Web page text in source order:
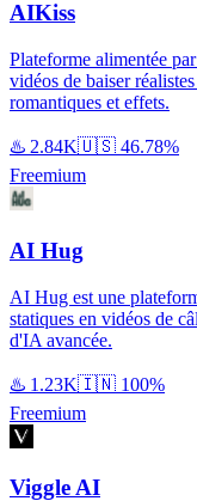
AIKiss
Plateforme alimentée
vidéos de baiser
romantiques et effets.
♨️ 2.84K🇺🇸 46.78%
Freemium
AI Hug
AI Hug est une
statiques en vidéos de
d'IA avancée.
♨️ 1.23K🇮🇳 100%
Freemium
Viggle AI